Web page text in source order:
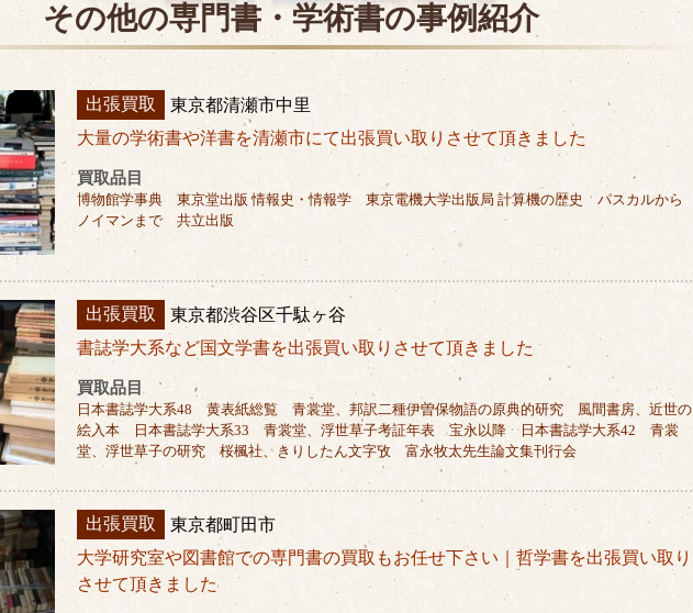
その他の専門書・学術書の事例紹介
出張買取
東京都清瀬市中里
大量の学術書や洋書を清瀬市にて出張買い取りさせて頂きました
買取品目
博物館学事典 東京堂出版 情報史・情報学 東京電機大学出版局 計算機の歴史 パスカルから
ノイマンまで 共立出版
出張買取
東京都渋谷区千駄ヶ谷
書誌学大系など国文学書を出張買い取りさせて頂きました
買取品目
日本書誌学大系48 黄表紙総覧 青裳堂、邦訳二種伊曽保物語の原典的研究 風間書房、近世の
絵入本 日本書誌学大系33 青裳堂、浮世草子考証年表 宝永以降 日本書誌学大系42 青裳
堂、浮世草子の研究 桜楓社、きりしたん文字攷 富永牧太先生論文集刊行会
出張買取
東京都町田市
大学研究室や図書館での専門書の買取もお任せ下さい｜哲学書を出張買い取り
させて頂きました